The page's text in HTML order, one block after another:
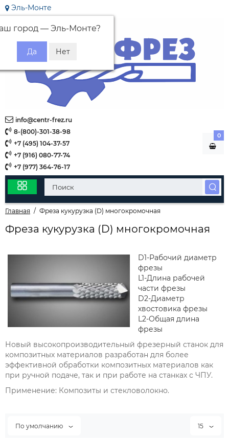
Эль-Монте
город — Эль-Монте?
info@centr-frez.ru
8-(800)-301-38-98
+7 (495) 104-37-57
+7 (916) 080-77-74
+7 (977) 364-76-17
0
Главная Фреза кукурузка (D) многокромочная
Фреза кукурузка (D) многокромочная
D1-Рабочий диаметр
фрезы
L1-Длина рабочей
части фрезы
D2-Диаметр
хвостовика фрезы
L2-Общая длина
фрезы
Новый высокопроизводительный фрезерный станок для
композитных материалов разработан для более
эффективной обработки композитных материалов как
при ручной подаче, так и при работе на станках с ЧПУ.
Применение: Композиты и стекловолокно.
По умолчанию 15